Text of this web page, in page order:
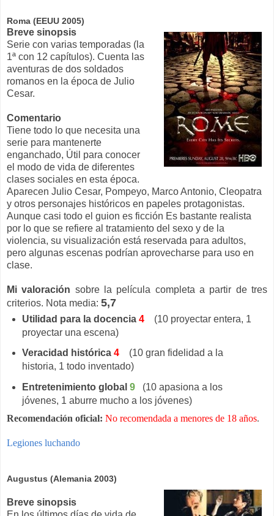
Roma (EEUU 2005)
Breve sinopsis
Serie con varias temporadas (la
1ª con 12 capítulos). Cuenta las
aventuras de dos soldados
romanos en la época de Julio
Cesar.
Comentario
Tiene todo lo que necesita una
serie para mantenerte
enganchado, Útil para conocer
el modo de vida de diferentes
clases sociales en esta época.
Aparecen Julio Cesar, Pompeyo, Marco Antonio, Cleopatra
y otros personajes históricos en papeles protagonistas.
Aunque casi todo el guion es ficción Es bastante realista
por lo que se refiere al tratamiento del sexo y de la
violencia, su visualización está reservada para adultos,
pero algunas escenas podrían aprovecharse para uso en
clase.
Mi valoración sobre la película completa a partir de tres
criterios. Nota media: 5,7
Utilidad para la docencia 4
(10 proyectar entera, 1
proyectar una escena)
Veracidad histórica 4
(10 gran fidelidad a la
historia, 1 todo inventado)
Entretenimiento global 9(10 apasiona a los
jóvenes, 1 aburre mucho a los jóvenes)
Recomendación oficial: No recomendada a menores de 18 años.
Legiones luchando
Augustus (Alemania 2003)
Breve sinopsis